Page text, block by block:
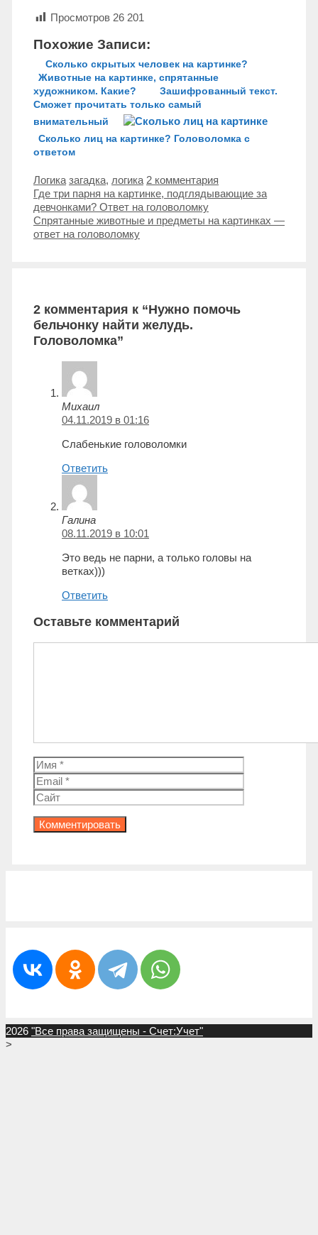
Просмотров 26 201
Похожие Записи:
Сколько скрытых человек на картинке?
Животные на картинке, спрятанные
художником. Какие?
Зашифрованный текст.
Сможет прочитать только самый
внимательный
Сколько лиц на картинке? Головоломка с
ответом
Рубрики
Логика Метки
загадка, логика 2 комментария
Навигация
записи
Где три парня на картинке, подглядывающие за
девчонками? Ответ на головоломку
Спрятанные животные и предметы на картинках —
ответ на головоломку
2 комментария к “Нужно помочь
бельчонку найти желудь.
Головоломка”
Михаил
04.11.2019 в 01:16
Слабенькие головоломки
Ответить
Галина
08.11.2019 в 10:01
Это ведь не парни, а только головы на
ветках)))
Ответить
Оставьте комментарий
Имя
2026 "Все права защищены - Счет:Учет"
>